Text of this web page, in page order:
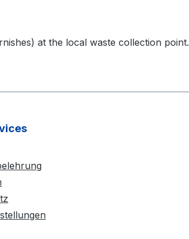
at the local waste collection point.